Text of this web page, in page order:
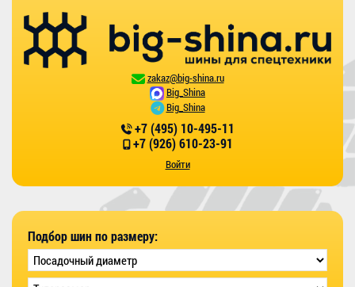
zakaz@big-shina.ru
Big_Shina
Big_Shina
+7 (495) 10-495-11
+7 (926) 610-23-91
Войти
Подбор шин по размеру: